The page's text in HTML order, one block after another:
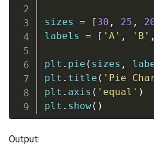
sizes = [ 30 , 25 ,
labels = [ 'A' , 'B' ,
plt . pie ( sizes ,
plt . title ( 'Pie
plt . axis ( 'equal' )
plt . show( )
Output: